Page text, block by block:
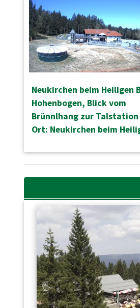
Neukirchen beim Heiligen
Hohenbogen, Blick vom
Brünnlhang zur Talstation
Ort: Neukirchen beim